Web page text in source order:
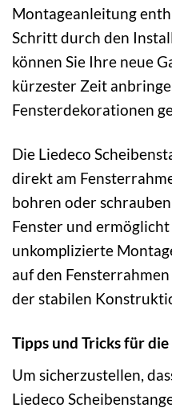
Montageanleitung
Schritt durch den
können Sie Ihre neue
kürzester Zeit
Fensterdekorationen
Die Liedeco
direkt am
bohren oder
Fenster und
unkomplizierte
auf den
der stabilen
Tipps und Tricks für
Um sicherzustellen,
Liedeco